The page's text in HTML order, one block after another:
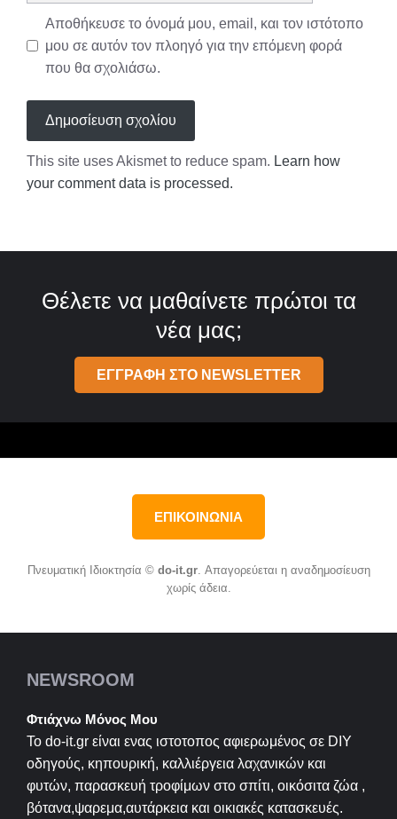
Αποθήκευσε το όνομά μου, email, και τον ιστότοπο
μου σε αυτόν τον πλοηγό για την επόμενη φορά
που θα σχολιάσω.
This site uses Akismet to reduce spam. Learn how
your comment data is processed.
Θέλετε να μαθαίνετε πρώτοι τα
νέα μας;
ΕΓΓΡΑΦΗ ΣΤΟ NEWSLETTER
ΕΠΙΚΟΙΝΩΝΙΑ
Πνευματική Ιδιοκτησία © do-it.gr. Απαγορεύεται η αναδημοσίευση
χωρίς άδεια.
NEWSROOM
Φτιάχνω Μόνος Μου
Το do-it.gr είναι ενας ιστοτοπος αφιερωμένος σε DIY
οδηγούς, κηπουρική, καλλιέργεια λαχανικών και
φυτών, παρασκευή τροφίμων στο σπίτι, οικόσιτα ζώα ,
βότανα,ψαρεμα,αυτάρκεια και οικιακές κατασκευές.